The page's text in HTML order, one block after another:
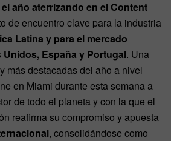
año aterrizando en el Content
de encuentro clave para la industria
Latina y para el mercado
España y Portugal. Una
más destacadas del año a nivel
en Miami durante esta semana a
de todo el planeta y con la que el
reafirma su compromiso y apuesta
, consolidándose como